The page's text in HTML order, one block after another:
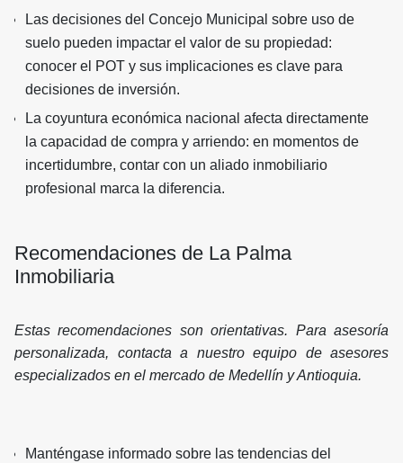
Las decisiones del Concejo Municipal sobre uso de
suelo pueden impactar el valor de su propiedad:
conocer el POT y sus implicaciones es clave para
decisiones de inversión.
La coyuntura económica nacional afecta directamente
la capacidad de compra y arriendo: en momentos de
incertidumbre, contar con un aliado inmobiliario
profesional marca la diferencia.
Recomendaciones de La Palma
Inmobiliaria
Estas recomendaciones son orientativas. Para asesoría
personalizada, contacta a nuestro equipo de asesores
especializados en el mercado de Medellín y Antioquia.
Manténgase informado sobre las tendencias del